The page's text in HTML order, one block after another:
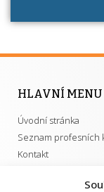
HLAVNÍ MENU
Úvodní stránka
Seznam profesních
Kontakt